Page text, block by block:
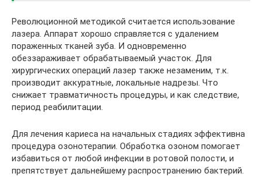
Революционной методикой считается использование
лазера. Аппарат хорошо справляется с удалением
пораженных тканей зуба. И одновременно
обеззараживает обрабатываемый участок. Для
хирургических операций лазер также незаменим, т.к.
производит аккуратные, локальные надрезы. Что
снижает травматичность процедуры, и как следствие,
период реабилитации.
Для лечения кариеса на начальных стадиях эффективна
процедура озонотерапии. Обработка озоном помогает
избавиться от любой инфекции в ротовой полости, и
препятствует дальнейшему распространению бактерий.